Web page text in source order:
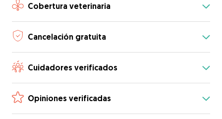
Cobertura veterinaria
Cancelación gratuita
Cuidadores verificados
Opiniones verificadas